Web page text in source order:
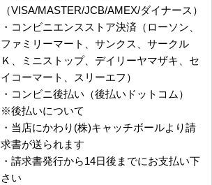
（VISA/MASTER/JCB/AMEX/ダイナース）
・コンビニエンスストア決済（ローソン、
ファミリーマート、サンクス、サークル
Ｋ、ミニストップ、デイリーヤマザキ、セ
イコーマート、スリーエフ）
・コンビニ後払い（後払いドットコム）
※後払いについて
・当店にかわり(株)キャッチボールより請
求書が送られます
・請求書発行から14日後までにお支払い下
さい